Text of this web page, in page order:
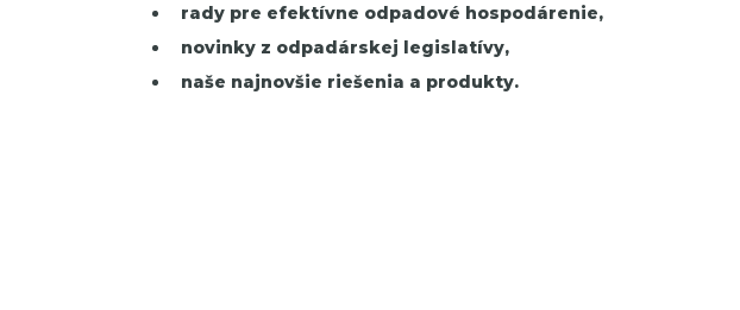
rady pre efektívne odpadové hospodárenie,
novinky z odpadárskej legislatívy,
naše najnovšie riešenia a produkty.